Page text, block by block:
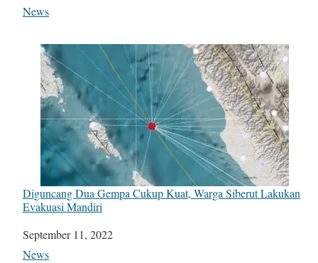
In relation to
News
Diguncang Dua Gempa Cukup Kuat, Warga Siberut Lakukan
Evakuasi Mandiri
Date
September 11, 2022
In relation to
News